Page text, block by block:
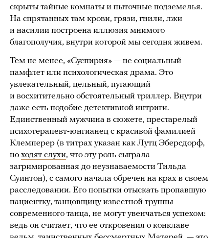
скрыты тайные комнаты и пыточные подземелья.
На спрятанных там крови, грязи, гнили, лжи
и насилии построена иллюзия мнимого
благополучия, внутри которой мы сегодня живем.
Тем не менее, «Суспирия» — не социальный
памфлет или психологическая драма. Это
увлекательный, цельный, пугающий
и восхитительно обстоятельный триллер. Внутри
даже есть подобие детективной интриги.
Единственный мужчина в сюжете, престарелый
психотерапевт-юнгианец с красивой фамилией
Клемперер (в титрах указан как Лутц Эберсдорф,
но ходят слухи, что эту роль сыграла
загримированная до неузнаваемости Тильда
Суинтон), с самого начала обречен на крах в своем
расследовании. Его попытки отыскать пропавшую
пациентку, танцовщицу известной труппы
современного танца, не могут увенчаться успехом:
ведь он считает, что ее откровения о конклаве